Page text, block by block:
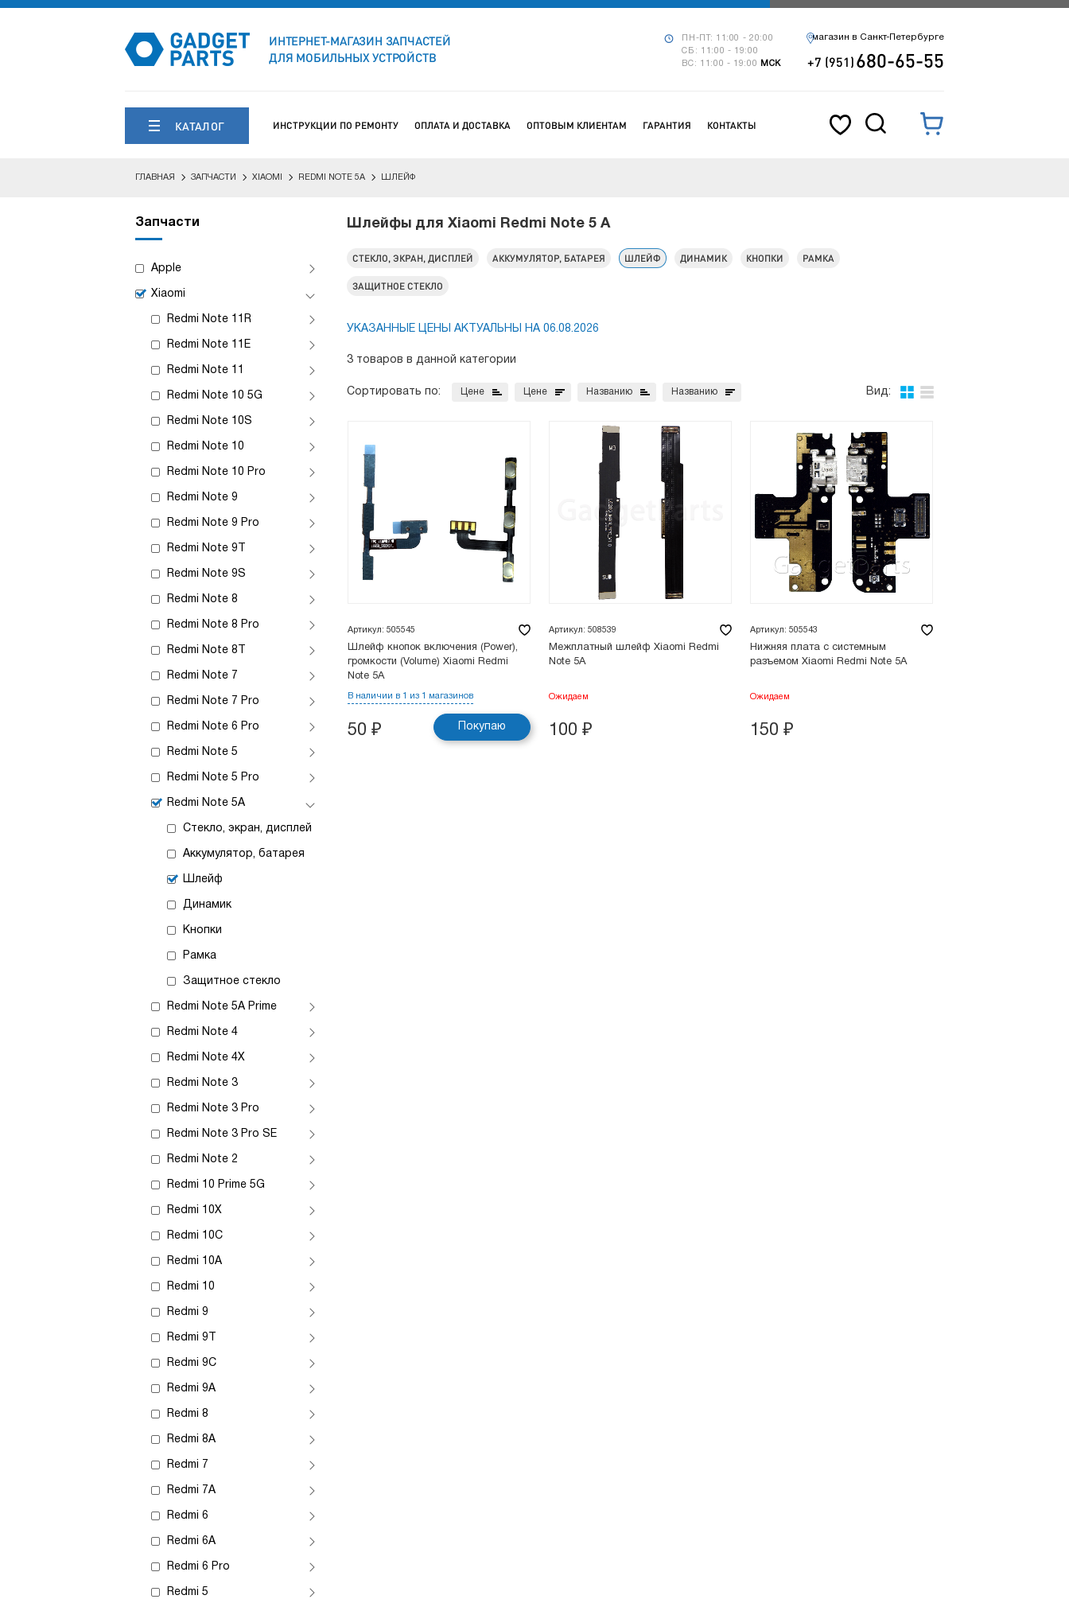
ИНТЕРНЕТ-МАГАЗИН ЗАПЧАСТЕЙ
ДЛЯ МОБИЛЬНЫХ УСТРОЙСТВ
ПН-ПТ: 11:00 - 20:00
СБ: 11:00 - 19:00
ВС: 11:00 - 19:00
МСК
магазин в Санкт-Петербурге
+7 (951)680-65-55
КАТАЛОГ ИНСТРУКЦИИ ПО РЕМОНТУ ОПЛАТА И ДОСТАВКА ОПТОВЫМ КЛИЕНТАМ ГАРАНТИЯ КОНТАКТЫ
ГЛАВНАЯ ЗАПЧАСТИ XIAOMI REDMI NOTE 5A ШЛЕЙФ
Запчасти
Apple
Xiaomi
Redmi Note 11R
Redmi Note 11E
Redmi Note 11
Redmi Note 10 5G
Redmi Note 10S
Redmi Note 10
Redmi Note 10 Pro
Redmi Note 9
Redmi Note 9 Pro
Redmi Note 9T
Redmi Note 9S
Redmi Note 8
Redmi Note 8 Pro
Redmi Note 8T
Redmi Note 7
Redmi Note 7 Pro
Redmi Note 6 Pro
Redmi Note 5
Redmi Note 5 Pro
Redmi Note 5A
Стекло, экран, дисплей
Аккумулятор, батарея
Шлейф
Динамик
Кнопки
Рамка
Защитное стекло
Redmi Note 5A Prime
Redmi Note 4
Redmi Note 4X
Redmi Note 3
Redmi Note 3 Pro
Redmi Note 3 Pro SE
Redmi Note 2
Redmi 10 Prime 5G
Redmi 10X
Redmi 10C
Redmi 10A
Redmi 10
Redmi 9
Redmi 9T
Redmi 9C
Redmi 9A
Redmi 8
Redmi 8A
Redmi 7
Redmi 7A
Redmi 6
Redmi 6A
Redmi 6 Pro
Redmi 5
Шлейфы для Xiaomi Redmi Note 5 A
СТЕКЛО, ЭКРАН, ДИСПЛЕЙ АККУМУЛЯТОР, БАТАРЕЯ ШЛЕЙФ ДИНАМИК КНОПКИ РАМКА
ЗАЩИТНОЕ СТЕКЛО
УКАЗАННЫЕ ЦЕНЫ АКТУАЛЬНЫ НА 06.08.2026
3 товаров в данной категории
Вид:
Сортировать по: Цене Цене Названию Названию
Артикул: 505545
Шлейф кнопок включения (Power),
громкости (Volume) Xiaomi Redmi
Note 5A
В наличии в 1 из 1 магазинов
50 ₽ Покупаю
Артикул: 508539
Межплатный шлейф Xiaomi Redmi
Note 5A
Ожидаем
100 ₽
Артикул: 505543
Нижняя плата с системным
разъемом Xiaomi Redmi Note 5A
Ожидаем
150 ₽